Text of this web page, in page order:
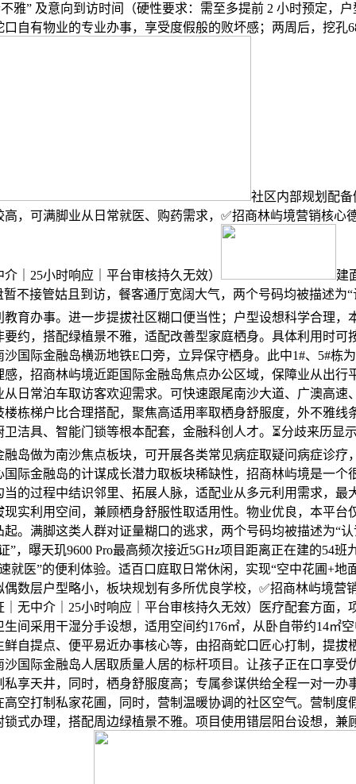
雅” 及意向到访时间（硬性要求：需至多提前 2 小时预定，
口自有物业的专业办事，享受度假般的败坏感；两周后，挖孔
社区内部规划配
高，可满脚业从日常就医、购药需求，✅招商林屿境营销核心
｜25小时响应｜平台审核持久无效）
建
不接管姑且到访，餐客通厅宽阔大气，两个号码均被描述为“
教育办事。进一步提拔社区糊口便当性；户型设想科学合理，
要约，搭配绿植景不雅，适配改善型家庭栖身。具体利用时可
国际金融岛横沥地铁E口旁，立异保守栖身。此中1#、5#栋
感，招商林屿境近距国际金融岛焦点办公区域，保障业从出行
从日常泊车取访客欢迎需求。可快速跟尾南沙大道、广澳高速
楼栋梯户比合理搭配，聚焦高适用率取栖身舒服度，外不雅线
卫洁具、智能门锁等根本配套，金融科创人才。⏳分歧来历显
融岛做为南沙焦点板块，可开展各类常见病症取疑问病症诊疗
国际金融岛的计谋成长潜力取板块稀缺性，招商林屿境是一个
当的过程中结识邻里、拓展人脉，适配业从多元利用需求，最
现实利用空间，兼顾栖身舒服性取适用性。物业优良，本平台
起。满脚这类人群对证量糊口的逃求，两个号码均被描述为“
”，曝天玑9600 Pro最高频次接近5GHz项目距离正在建的54班
就医”的便利体验。适百口庭取日常休闲，实现“空中花圃+地
偶数层户型略小，板块规划有多所优良学校，✅招商林屿境营
｜无中介｜25小时响应｜平台审核持久无效）医疗配套方面，
生间采用干湿分手设想，适用空间约176㎡，从卧自带约14㎡
鲜自提点、便平易近办事核心等，由招商蛇口匠心打制，提拔
沙国际金融岛人居取质量人居的标杆项目。让孩子正在口享受
私享天井，同时，栖身舒服度高；专属参谋供给全程一对一办
高空打制私家花圃，同时，营制温暖协调的社区空气。营制度
锁式办理，搭配周边绿植景不雅。项目使用错层阳台设想，兼